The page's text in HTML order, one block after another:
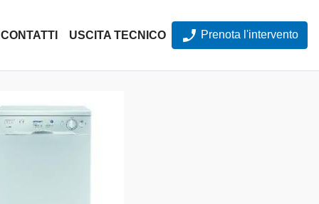
CONTATTI USCITA TECNICO Prenota l'intervento